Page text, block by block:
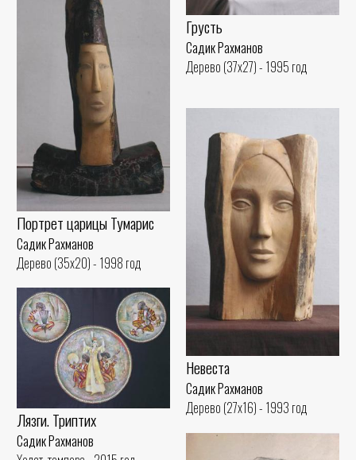
Грусть
Садик Рахманов
Дерево (37x27) - 1995 год
Портрет царицы Тумарис
Садик Рахманов
Дерево (35x20) - 1998 год
Невеста
Садик Рахманов
Дерево (27x16) - 1993 год
Лязги. Триптих
Садик Рахманов